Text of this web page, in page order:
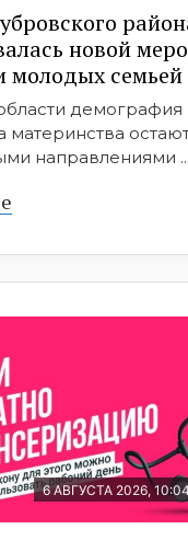
новой
молодых семьей
демография
направлениями ...
6 АВГУСТА 2026, 10:04